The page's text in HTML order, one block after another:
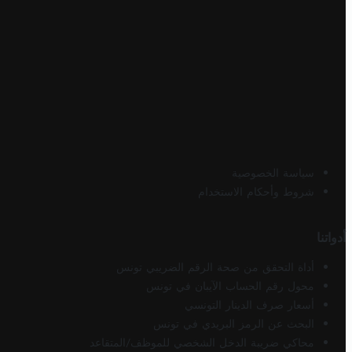
سياسة الخصوصية
شروط وأحكام الاستخدام
أدواتنا
أداة التحقق من صحة الرقم الضريبي تونس
محول رقم الحساب الآيبان في تونس
أسعار صرف الدينار التونسي
البحث عن الرمز البريدي في تونس
محاكي ضريبة الدخل الشخصي للموظف/المتقاعد